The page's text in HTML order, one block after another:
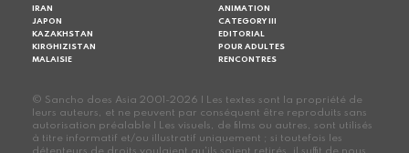
IRAN
JAPON
KAZAKHSTAN
KIRGHIZISTAN
MALAISIE
ANIMATION
CATEGORY III
EDITORIAL
POUR ADULTES
RENCONTRES
© Sancho does Asia 2001-2026 | Les textes sont la propriété de
leurs auteurs, et ne peuvent par conséquent être reproduits sans
autorisation préalable | Les visuels, de films ou autres, sont utilisés
à titre informatif et/ou illustratif uniquement ; si toutefois les
détenteurs de droits voulaient qu'ils soient retirés, il suffit de nous